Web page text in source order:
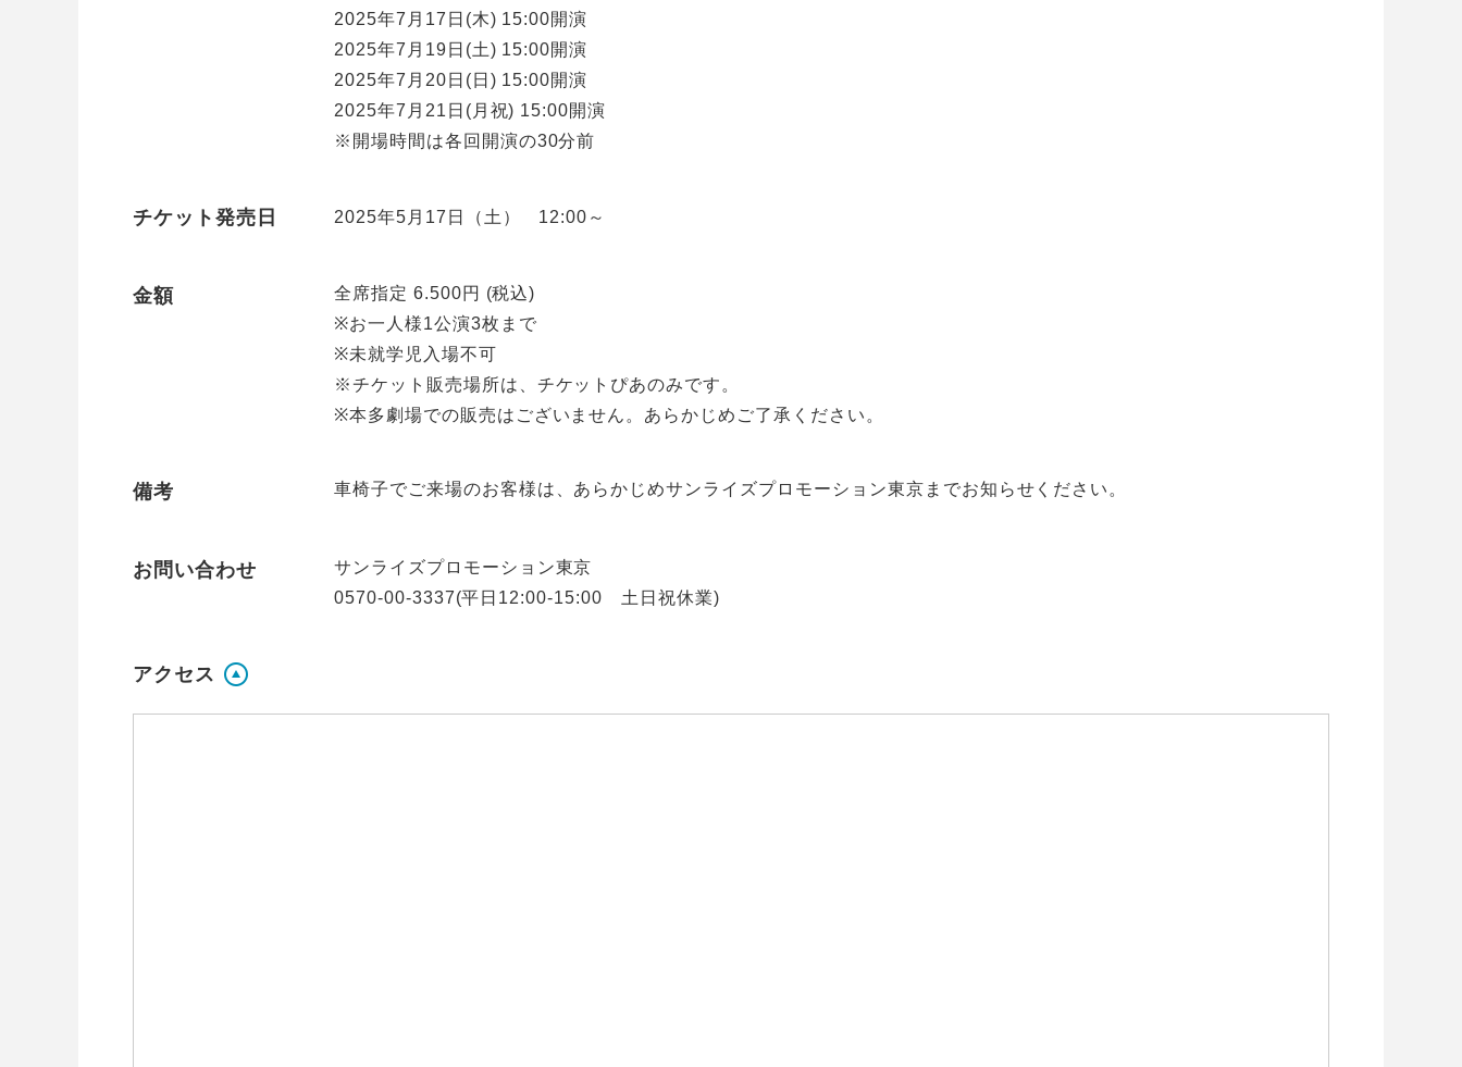
2025年7月17日(木) 15:00開演
2025年7月19日(土) 15:00開演
2025年7月20日(日) 15:00開演
2025年7月21日(月祝) 15:00開演
※開場時間は各回開演の30分前
チケット発売日 2025年5月17日（土） 12:00～
金額
全席指定 6.500円 (税込)
※お一人様1公演3枚まで
※未就学児入場不可
※チケット販売場所は、チケットぴあのみです。
※本多劇場での販売はございません。あらかじめご了承ください。
備考 車椅子でご来場のお客様は、あらかじめサンライズプロモーション東京までお知らせください。
お問い合わせ
サンライズプロモーション東京
0570-00-3337(平日12:00-15:00 土日祝休業)
アクセス